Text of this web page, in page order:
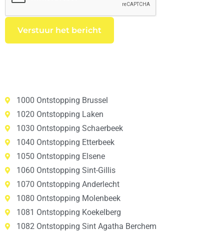
1000 Ontstopping Brussel
1020 Ontstopping Laken
1030 Ontstopping Schaerbeek
1040 Ontstopping Etterbeek
1050 Ontstopping Elsene
1060 Ontstopping Sint-Gillis
1070 Ontstopping Anderlecht
1080 Ontstopping Molenbeek
1081 Ontstopping Koekelberg
1082 Ontstopping Sint Agatha Berchem